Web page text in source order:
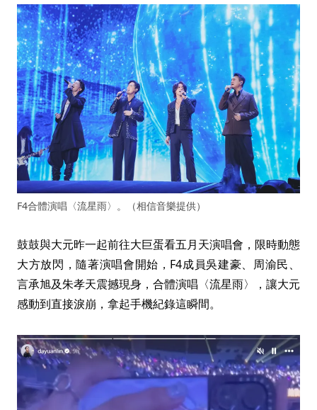
F4合體演唱〈流星雨〉。（相信音樂提供）
鼓鼓與大元昨一起前往大巨蛋看五月天演唱會，限時動態
大方放閃，隨著演唱會開始，F4成員吳建豪、周渝民、
言承旭及朱孝天震撼現身，合體演唱〈流星雨〉，讓大元
感動到直接淚崩，拿起手機紀錄這瞬間。